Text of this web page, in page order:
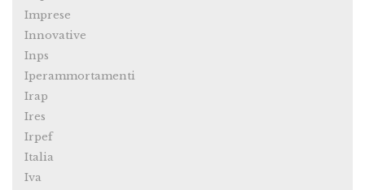
Imprese
Innovative
Inps
Iperammortamenti
Irap
Ires
Irpef
Italia
Iva